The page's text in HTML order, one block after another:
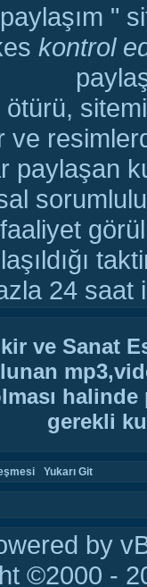
"
kontrol
ve
paylaşan
24 saat
ve Sanat
gerekli
Yukarı Git
by
©2000 -